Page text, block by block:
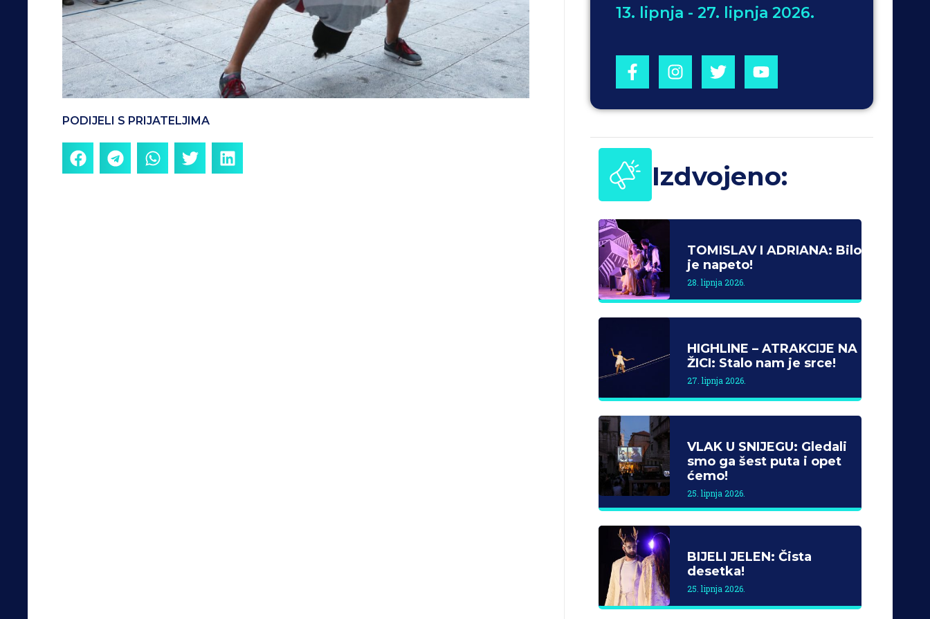
PODIJELI S PRIJATELJIMA
13. lipnja - 27. lipnja 2026.
Izdvojeno:
TOMISLAV I ADRIANA: Bilo
je napeto!
28. lipnja 2026.
HIGHLINE – ATRAKCIJE NA
ŽICI: Stalo nam je srce!
27. lipnja 2026.
VLAK U SNIJEGU: Gledali
smo ga šest puta i opet
ćemo!
25. lipnja 2026.
BIJELI JELEN: Čista
desetka!
25. lipnja 2026.